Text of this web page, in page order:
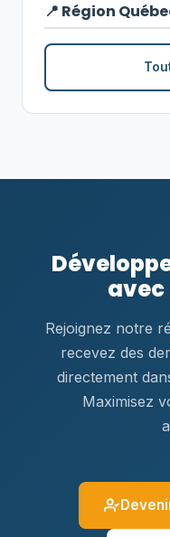
📍 Région
avec
Rejoignez notre
recevez des
directement
Maximisez